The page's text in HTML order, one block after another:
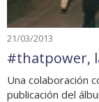
21/03/2013
#thatpower,
Una colaboración
publicación del